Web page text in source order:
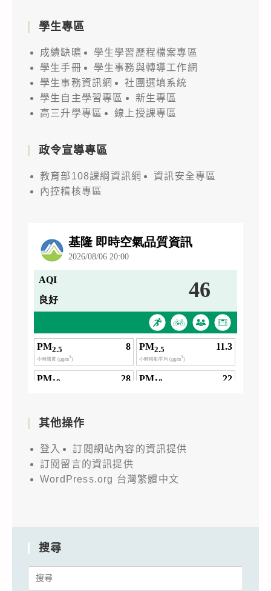
學生專區
成績缺曠
學生學習歷程檔案專區
學生手冊
學生事務與轉導工作網
學生事務資訊網
社團選填系統
學生自主學習專區
新生專區
高三升學專區
線上授課專區
政令宣導專區
教育部108課綱資訊網
資訊安全專區
內控稽核專區
其他操作
登入
訂閱網站內容的資訊提供
訂閱留言的資訊提供
WordPress.org 台灣繁體中文
搜尋
Search